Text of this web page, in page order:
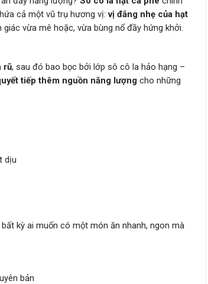
cả một vũ trụ hương vị:vị đắng nhẹ của hạt
giác vừa mê hoặc, vừa bùng nổ đầy hứng khởi.
rũ, sau đó bao bọc bởi lớp sô cô la hảo hạng –
tiếp thêm nguồn năng lượng cho những
dịu
kỳ ai muốn có một món ăn nhanh, ngon mà
bản